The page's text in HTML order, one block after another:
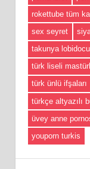
rokettube tüm
sex seyret
takunya
türk liseli
türk ünlü ifşaları
türkçe altyazılı
üvey anne
youporn turkis